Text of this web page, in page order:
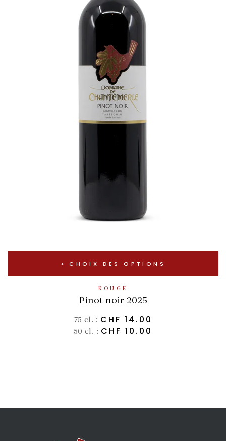
CHOIX DES OPTIONS
ROUGE
Pinot noir 2025
75 cl. : CHF 14.00
50 cl. : CHF 10.00